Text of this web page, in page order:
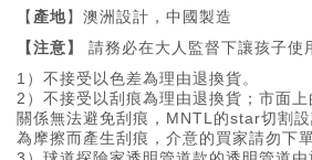
【 產地】澳洲設計，中國製造
【注意】
請務必在大人監督下讓孩子使
1）不接受以色差為理由退換貨。
2）不接受以刮痕為理由退換貨；市面
關係無法避免刮痕，MNTL的star切割
為摩擦而產生刮痕，介意的買家請勿下單